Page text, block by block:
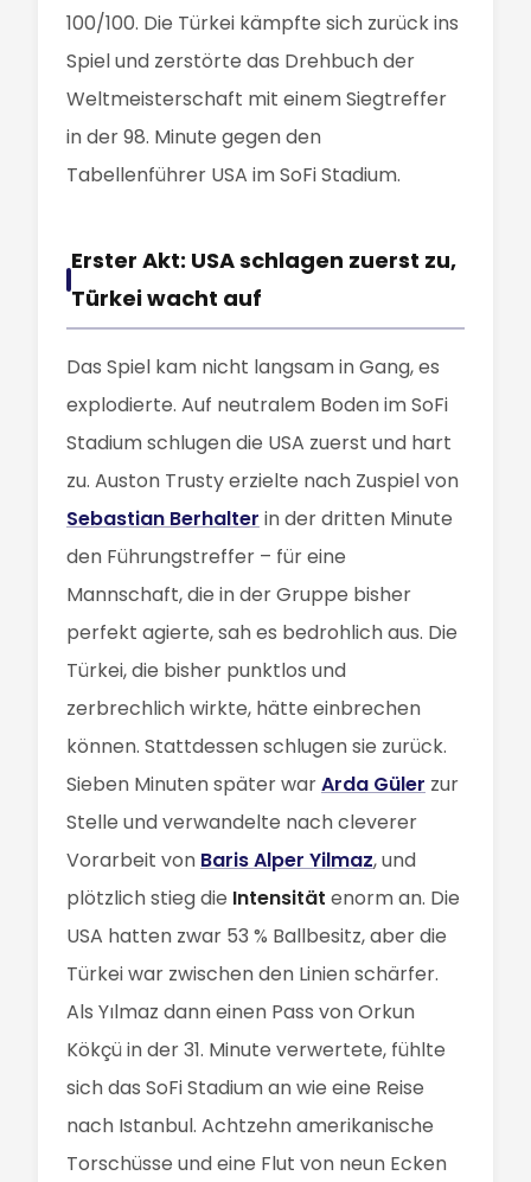
100/100. Die Türkei kämpfte sich zurück ins
Spiel und zerstörte das Drehbuch der
Weltmeisterschaft mit einem Siegtreffer
in der 98. Minute gegen den
Tabellenführer USA im SoFi Stadium.
Erster Akt: USA schlagen zuerst zu,
Türkei wacht auf
Das Spiel kam nicht langsam in Gang, es
explodierte. Auf neutralem Boden im SoFi
Stadium schlugen die USA zuerst und hart
zu. Auston Trusty erzielte nach Zuspiel von
Sebastian Berhalter in der dritten Minute
den Führungstreffer – für eine
Mannschaft, die in der Gruppe bisher
perfekt agierte, sah es bedrohlich aus. Die
Türkei, die bisher punktlos und
zerbrechlich wirkte, hätte einbrechen
können. Stattdessen schlugen sie zurück.
Sieben Minuten später warArda Güler zur
Stelle und verwandelte nach cleverer
Vorarbeit von Baris Alper Yilmaz, und
plötzlich stieg die Intensität enorm an. Die
USA hatten zwar 53 % Ballbesitz, aber die
Türkei war zwischen den Linien schärfer.
Als Yılmaz dann einen Pass von Orkun
Kökçü in der 31. Minute verwertete, fühlte
sich das SoFi Stadium an wie eine Reise
nach Istanbul. Achtzehn amerikanische
Torschüsse und eine Flut von neun Ecken